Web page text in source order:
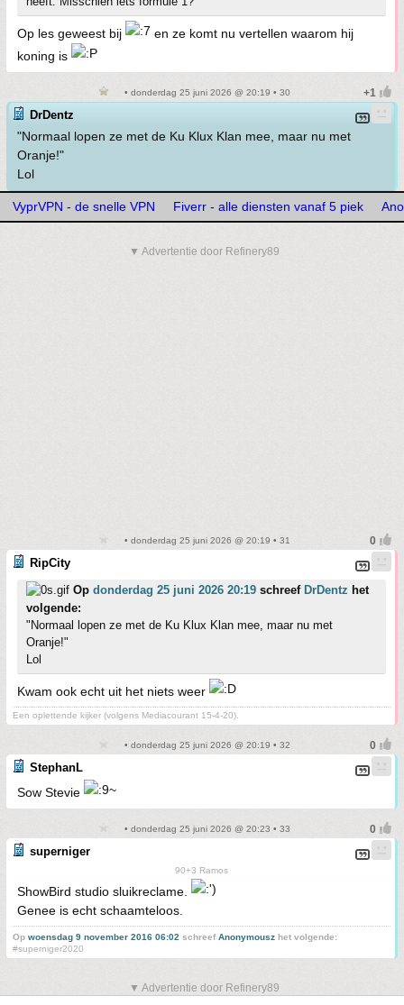
Op les geweest bij
en ze komt nu vertellen waarom hij
koning is
• donderdag 25 juni 2026 @ 20:19 • 30
DrDentz
"Normaal lopen ze met de Ku Klux Klan mee, maar nu met
Oranje!"
Lol
VyprVPN - de snelle VPN Fiverr - alle diensten vanaf 5 piek
▼ Advertentie door Refinery89
• donderdag 25 juni 2026 @ 20:19 • 31
RipCity
Op donderdag 25 juni 2026 20:19 schreef DrDentz het
volgende:
"Normaal lopen ze met de Ku Klux Klan mee, maar nu met
Oranje!"
Lol
Kwam ook echt uit het niets weer
Een oplettende kijker (volgens Mediacourant 15-4-20).
• donderdag 25 juni 2026 @ 20:19 • 32
StephanL
Sow Stevie
• donderdag 25 juni 2026 @ 20:23 • 33
superniger
90+3 Ramos
ShowBird studio sluikreclame.
Genee is echt schaamteloos.
Op woensdag 9 november 2016 06:02 schreefAnonymousz het volgende:
#superniger2020
▼ Advertentie door Refinery89